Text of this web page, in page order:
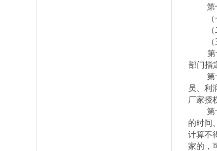
第
第
部门指
第
员、利
厂家授
第
的时间
计算不
家的，